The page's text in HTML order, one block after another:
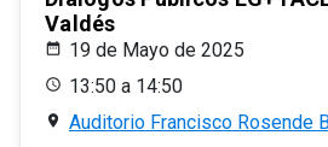
Valdés
19 de Mayo de 2025
13:50 a 14:50
Auditorio Francisco Rosende